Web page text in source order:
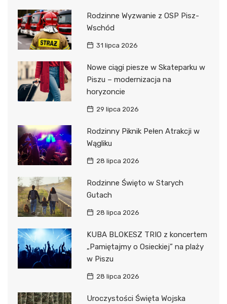
Rodzinne Wyzwanie z OSP Pisz-
Wschód
31 lipca 2026
Nowe ciągi piesze w Skateparku w
Piszu – modernizacja na
horyzoncie
29 lipca 2026
Rodzinny Piknik Pełen Atrakcji w
Wągliku
28 lipca 2026
Rodzinne Święto w Starych
Gutach
28 lipca 2026
KUBA BLOKESZ TRIO z koncertem
„Pamiętajmy o Osieckiej” na plaży
w Piszu
28 lipca 2026
Uroczystości Święta Wojska